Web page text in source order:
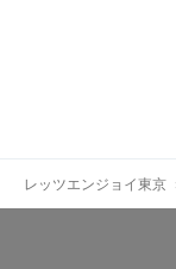
レッツエンジョイ東京